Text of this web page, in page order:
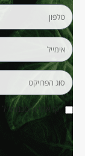
קראתי והסכמתי ל